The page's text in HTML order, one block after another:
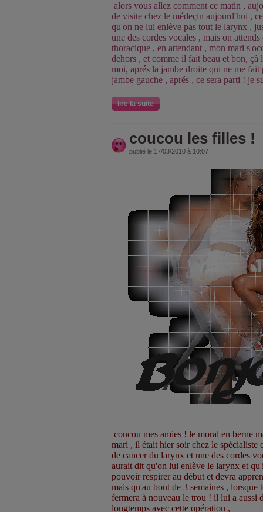
alors vous allez comment ce matin ,
de visite chez le médeçin aujourd'hui ,
qu'on ne lui enlève pas tout le larynx ,
une des cordes vocales , mais on
thoracique , en attendant , mon mari
dehors , et comme il fait beau et bon,
moi, aprés la jambe droite qui ne me fait
jambe gauche , aprés , ce sera parti ! je
lire la suite
coucou les filles !
publié le 17/03/2010 à 10:07
coucou mes amies ! le moral en berne
mari , il était hier soir chez le
de cancer du larynx et une des cordes
aurait dit qu'on lui enlève le larynx et
pouvoir respirer au début et devra
mais qu'au bout de 3 semaines , lorsque
fermera à nouveau le trou ! il lui a aussi
longtemps avec cette opération ,